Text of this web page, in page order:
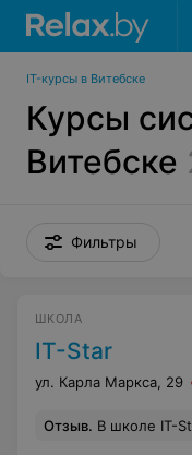
IT-курсы в Витебске
Курсы
Витебске
Фильтры
ШКОЛА
IT-Star
ул. Карла Маркса, 29
Отзыв. В школе IT-Star, закончила курсы обработки фотографии.